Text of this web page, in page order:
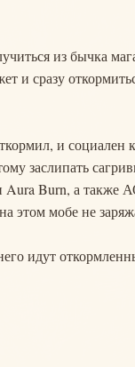
из бычка
и сразу
и социален
заслипать
Burn, а также
этом мобе не
идут